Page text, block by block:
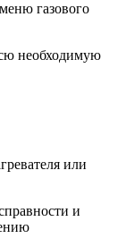
газового
необходимую
или
и